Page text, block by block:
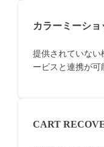
カラーミーシ
提供されていな
ービスと連携が可
CART